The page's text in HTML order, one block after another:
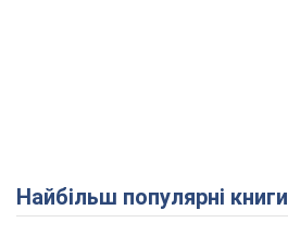
Найбільш популярні книги